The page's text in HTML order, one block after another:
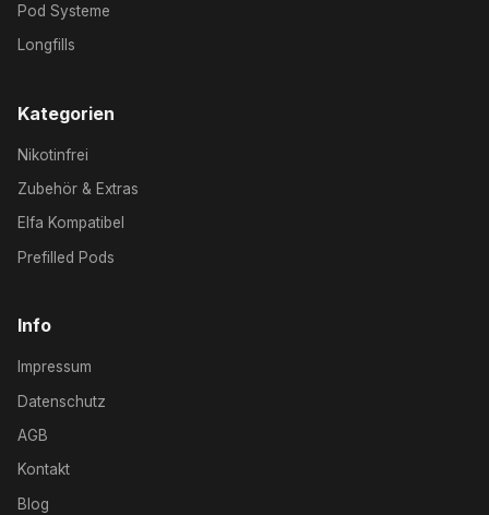
Pod Systeme
Longfills
Kategorien
Nikotinfrei
Zubehör & Extras
Elfa Kompatibel
Prefilled Pods
Info
Impressum
Datenschutz
AGB
Kontakt
Blog